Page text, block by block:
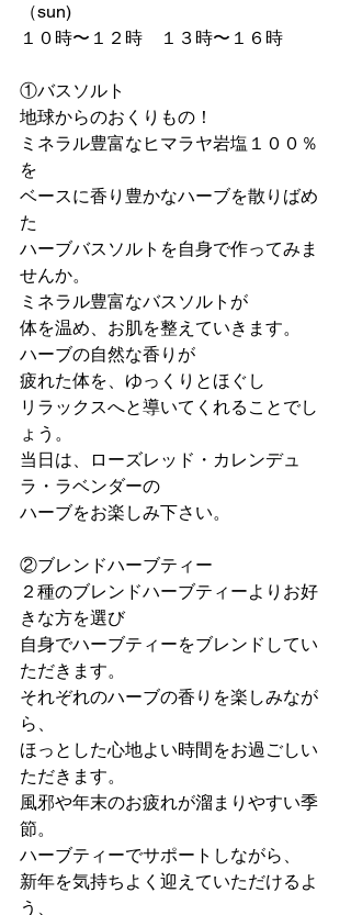
（sun)
１０時〜１２時　１３時〜１６時
①バスソルト
地球からのおくりもの！
ミネラル豊富なヒマラヤ岩塩１００％
を
ベースに香り豊かなハーブを散りばめ
た
ハーブバスソルトを自身で作ってみま
せんか。
ミネラル豊富なバスソルトが
体を温め、お肌を整えていきます。
ハーブの自然な香りが
疲れた体を、ゆっくりとほぐし
リラックスへと導いてくれることでし
ょう。
当日は、ローズレッド・カレンデュ
ラ・ラベンダーの
ハーブをお楽しみ下さい。
②ブレンドハーブティー
２種のブレンドハーブティーよりお好
きな方を選び
自身でハーブティーをブレンドしてい
ただきます。
それぞれのハーブの香りを楽しみなが
ら、
ほっとした心地よい時間をお過ごしい
ただきます。
風邪や年末のお疲れが溜まりやすい季
節。
ハーブティーでサポートしながら、
新年を気持ちよく迎えていただけるよ
う、